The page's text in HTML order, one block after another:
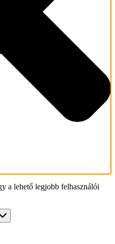
a lehető legjobb felhasználói